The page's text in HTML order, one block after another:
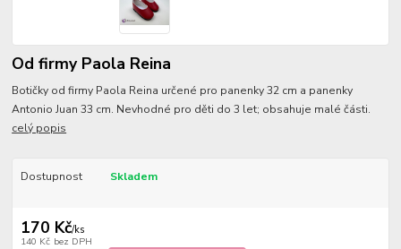
Od firmy Paola Reina
Botičky od firmy Paola Reina určené pro panenky 32 cm a panenky
Antonio Juan 33 cm. Nevhodné pro děti do 3 let; obsahuje malé části.
celý popis
Dostupnost Skladem
170 Kč/ks
140 Kč bez DPH